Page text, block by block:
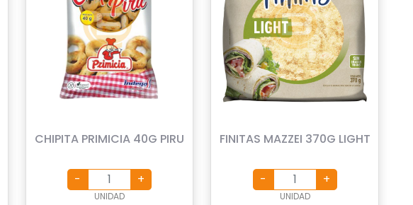
CHIPITA PRIMICIA 40G PIRU
UNIDAD
FINITAS MAZZEI 370G LIGHT
UNIDAD